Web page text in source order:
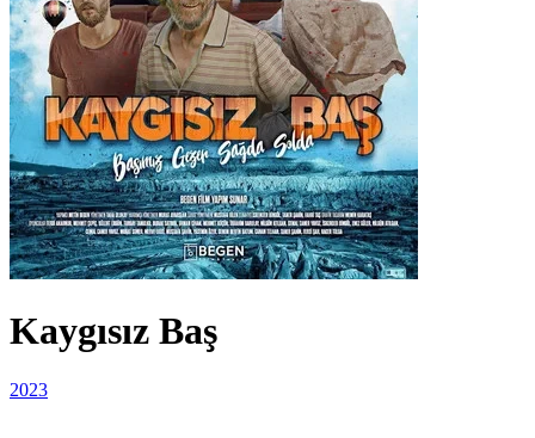
Kaygısız Baş
2023